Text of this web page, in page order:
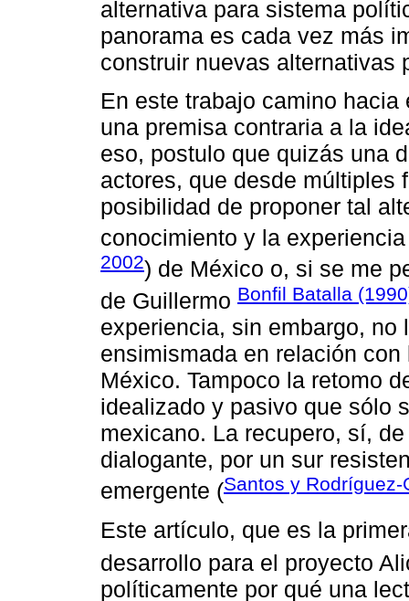
alternativa para sistema
panorama es cada vez más
construir nuevas alternativas
En este trabajo camino
una premisa contraria a la
eso, postulo que quizás una
actores, que desde múltiples
posibilidad de proponer tal
conocimiento y la
2002) de México o, si se me
de Guillermo Bonfil Batalla
experiencia, sin embargo,
ensimismada en relación
México. Tampoco la retomo
idealizado y pasivo que sólo
mexicano. La recupero, sí,
dialogante, por un sur
emergente (Santos y
Este artículo, que es la
desarrollo para el proyecto
políticamente por qué una